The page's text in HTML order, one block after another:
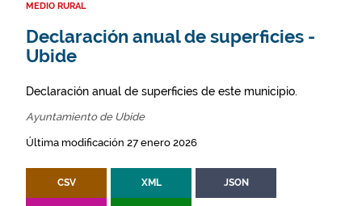
MEDIO RURAL
Declaración anual de superficies -
Ubide
Declaración anual de superficies de este municipio.
Ayuntamiento de Ubide
Última modificación 27 enero 2026
CSV XML JSON